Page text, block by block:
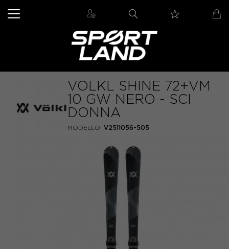
VOLKL SHINE 72+VM
10 GW NERO - SCI
DONNA
MODELLO: V2511056-505